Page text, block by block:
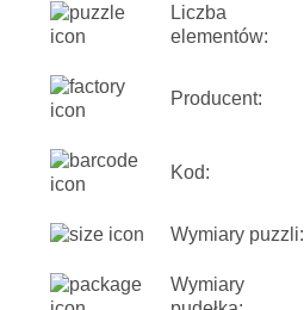
Liczba
elementów:
Producent:
Kod:
Wymiary puzzli:
Wymiary